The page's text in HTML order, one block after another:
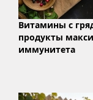
Витамины с
продукты
иммунитета